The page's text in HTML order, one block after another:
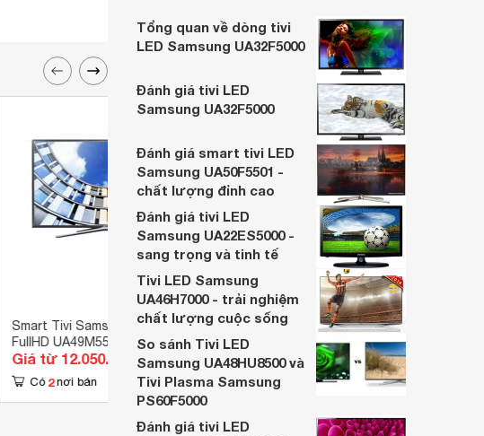
Smart Tivi Samsung 49 inch
FullHD UA49M5520 (UA-
49M5520)
Giá từ 12.050.000 đ
Có 2 nơi bán
Smart Tivi LED Samsung 43 inch
FullHD UA43M5503 (UA-
43M5503)
Giá từ 7.579.000 đ
Có 6 nơi bán
Tổng quan về dòng tivi
LED Samsung UA32F5000
Đánh giá tivi LED
Samsung UA32F5000
Đánh giá smart tivi LED
Samsung UA50F5501 -
chất lượng đỉnh cao
Đánh giá tivi LED
Samsung UA22ES5000 -
sang trọng và tinh tế
Tivi LED Samsung
UA46H7000 - trải nghiệm
chất lượng cuộc sống
So sánh Tivi LED
Samsung UA48HU8500 và
Tivi Plasma Samsung
PS60F5000
Đánh giá tivi LED